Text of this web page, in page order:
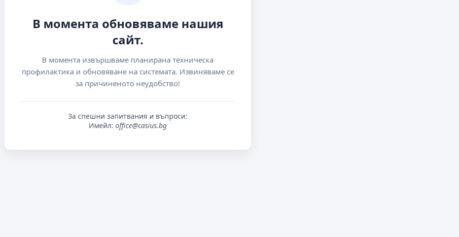
В момента обновяваме нашия
сайт.
В момента извършваме планирана техническа
профилактика и обновяване на системата. Извиняваме се
за причиненото неудобство!
За спешни запитвания и въпроси:
Имейл: office@casius.bg